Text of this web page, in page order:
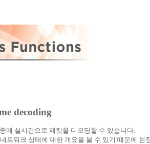
decoding
에 실시간으로 패킷을 디코딩할 수 있습니다.
트워크 상태에 대한 개요를 볼 수 있기 때문에 현